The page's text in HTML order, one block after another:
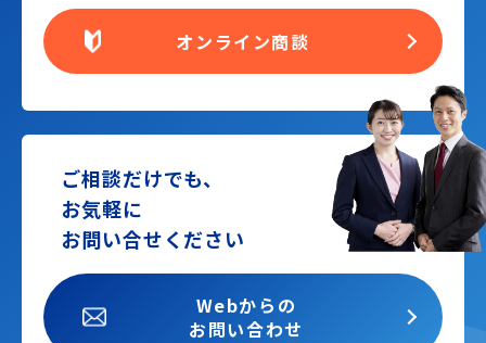
オンライン商談
ご相談だけでも、
お気軽に
お問い合せください
Webからの
お問い合わせ